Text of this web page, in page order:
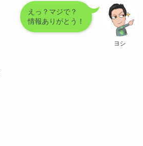
えっ？マジで？
情報ありがとう！
ヨシ